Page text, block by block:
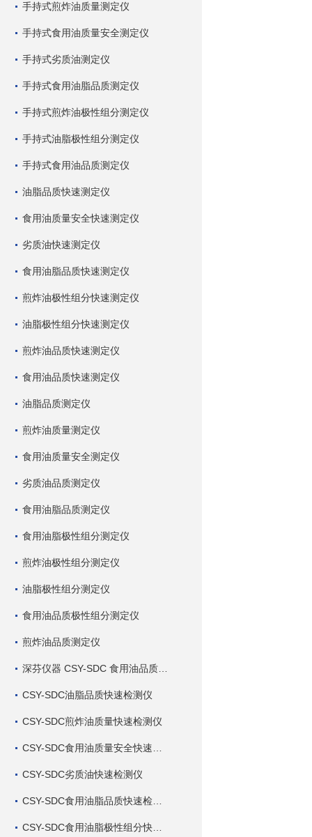
手持式煎炸油质量测定仪
手持式食用油质量安全测定仪
手持式劣质油测定仪
手持式食用油脂品质测定仪
手持式煎炸油极性组分测定仪
手持式油脂极性组分测定仪
手持式食用油品质测定仪
油脂品质快速测定仪
食用油质量安全快速测定仪
劣质油快速测定仪
食用油脂品质快速测定仪
煎炸油极性组分快速测定仪
油脂极性组分快速测定仪
煎炸油品质快速测定仪
食用油品质快速测定仪
油脂品质测定仪
煎炸油质量测定仪
食用油质量安全测定仪
劣质油品质测定仪
食用油脂品质测定仪
食用油脂极性组分测定仪
煎炸油极性组分测定仪
油脂极性组分测定仪
食用油品质极性组分测定仪
煎炸油品质测定仪
CSY-SDC油脂品质快速检测仪
CSY-SDC煎炸油质量快速检测仪
CSY-SDC劣质油快速检测仪